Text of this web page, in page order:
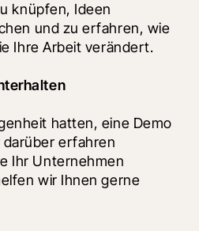
knüpfen, Ideen
und zu erfahren, wie
Ihre Arbeit verändert.
hatten, eine Demo
erfahren
Ihr Unternehmen
wir Ihnen gerne